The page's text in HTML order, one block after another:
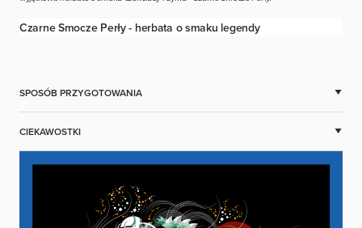
Czarne Smocze Perły - herbata o smaku legendy
SPOSÓB PRZYGOTOWANIA
Umieść jedną perełkę herbaty w filiżance.
Zalej herbatę wodą i odczekaj 3-4 minuty.
Ciesz się wyjątkowym smakiem i aromatem herbaty Black
Dragon Pearls!
CIEKAWOSTKI